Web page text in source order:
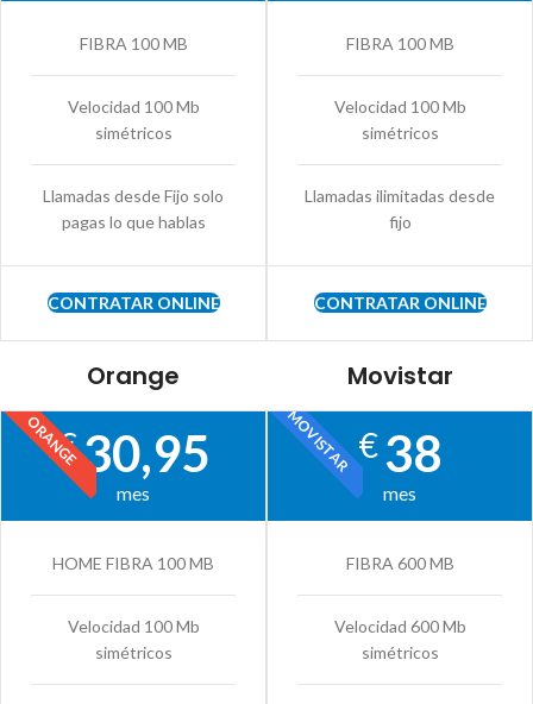
FIBRA 100 MB
Velocidad 100 Mb
simétricos
Llamadas desde Fijo solo
pagas lo que hablas
CONTRATAR ONLINE
FIBRA 100 MB
Velocidad 100 Mb
simétricos
Llamadas ilimitadas desde
fijo
CONTRATAR ONLINE
Orange
ORANGE
€30,95
mes
HOME FIBRA 100 MB
Velocidad 100 Mb
simétricos
Movistar
MOVISTAR€38
mes
FIBRA 600 MB
Velocidad 600 Mb
simétricos